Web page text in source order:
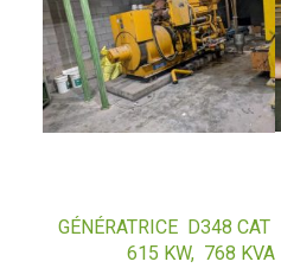
GÉNÉRATRICE D348 CAT
615 KW, 768 KVA